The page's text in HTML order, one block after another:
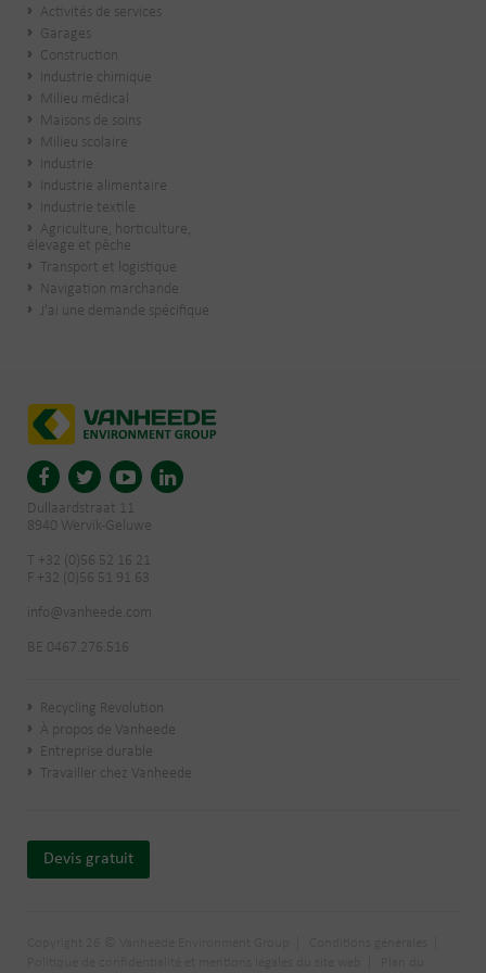
Activités de services
Garages
Construction
Industrie chimique
Milieu médical
Maisons de soins
Milieu scolaire
Industrie
Industrie alimentaire
Industrie textile
Agriculture, horticulture,
élevage et pêche
Transport et logistique
Navigation marchande
J'ai une demande spécifique
Dullaardstraat 11
8940 Wervik-Geluwe
T +32 (0)56 52 16 21
F +32 (0)56 51 91 63
info@vanheede.com
BE 0467.276.516
Recycling Revolution
À propos de Vanheede
Entreprise durable
Travailler chez Vanheede
Devis gratuit